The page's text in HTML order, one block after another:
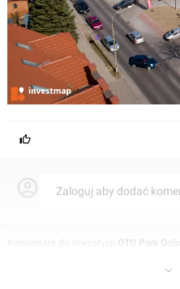
Zaloguj aby dodać
Komentarz do inwestycji OTO Park